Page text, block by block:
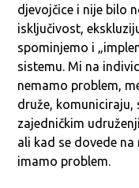
djevojčice i nije bilo
isključivost,
spominjemo i
sistemu. Mi na
nemamo problem,
druže, komuniciraju,
zajedničkim
ali kad se dovede
imamo problem.